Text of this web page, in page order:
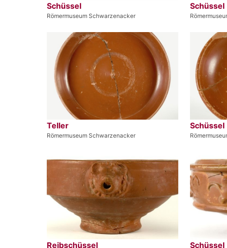
Schüssel
Römermuseum Schwarzenacker
Schüssel
Teller
Römermuseum Schwarzenacker
Schüssel
Reibschüssel Schüssel